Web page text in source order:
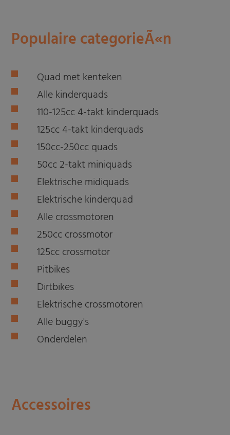
Populaire categorieÃ«n
Quad met kenteken
Alle kinderquads
110-125cc 4-takt kinderquads
125cc 4-takt kinderquads
150cc-250cc quads
50cc 2-takt miniquads
Elektrische midiquads
Elektrische kinderquad
Alle crossmotoren
250cc crossmotor
125cc crossmotor
Pitbikes
Dirtbikes
Elektrische crossmotoren
Alle buggy's
Onderdelen
Accessoires